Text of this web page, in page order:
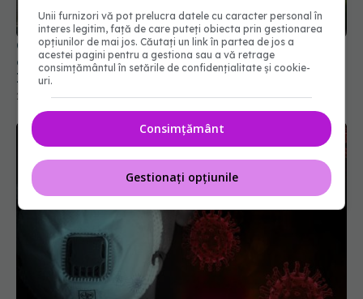
CIA afirmă că, cel mai probabil, "COVID-19 a
apărut dintr-un laborator": O scurgere de la
Institutul de Virologie din Wuhan
26 ian 2025, 16:30
Unii furnizori vă pot prelucra datele cu caracter personal în
interes legitim, față de care puteți obiecta prin gestionarea
opțiunilor de mai jos. Căutați un link în partea de jos a
acestei pagini pentru a gestiona sau a vă retrage
consimțământul în setările de confidențialitate și cookie-
uri.
Consimțământ
Gestionați opțiunile